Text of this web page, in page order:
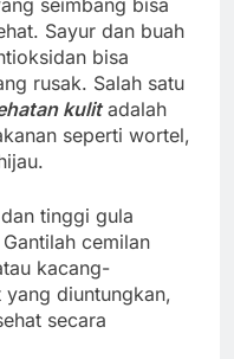
Sayur dan buah
bisa
rusak. Salah satu
kulitadalah
seperti wortel,
tinggi gula
cemilan
kacang-
diuntungkan,
secara